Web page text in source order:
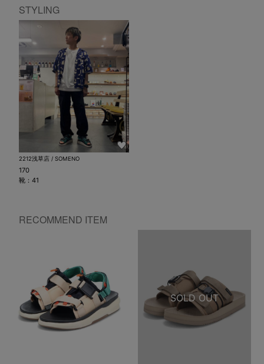
STYLING
2212浅草店 / SOMENO
170
靴：41
RECOMMEND ITEM